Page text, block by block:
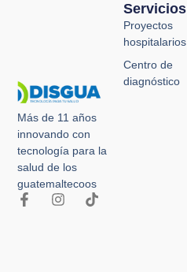
Más de 11 años
innovando con
tecnología para la
salud de los
guatemaltecoos
Servicios
Proyectos
hospitalarios
Centro de
diagnóstico